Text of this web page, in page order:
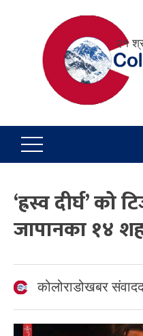
२१
‘ह्रस्व दीर्घ’ को
जापानका १४
कोलोराडोखबर